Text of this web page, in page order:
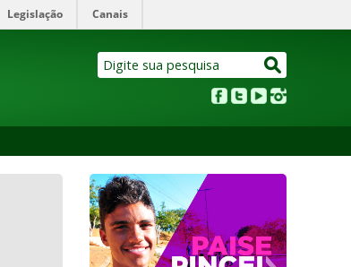
Legislação Canais